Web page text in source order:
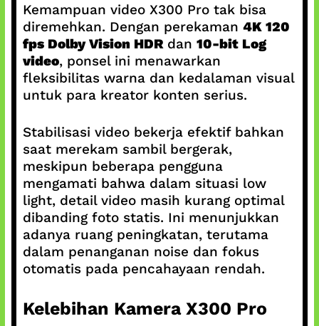
Kemampuan video X300 Pro tak bisa
diremehkan. Dengan perekaman 4K 120
fps Dolby Vision HDRdan 10-bit Log
video, ponsel ini menawarkan
fleksibilitas warna dan kedalaman visual
untuk para kreator konten serius.
Stabilisasi video bekerja efektif bahkan
saat merekam sambil bergerak,
meskipun beberapa pengguna
mengamati bahwa dalam situasi low
light, detail video masih kurang optimal
dibanding foto statis. Ini menunjukkan
adanya ruang peningkatan, terutama
dalam penanganan noise dan fokus
otomatis pada pencahayaan rendah.
Kelebihan Kamera X300 Pro